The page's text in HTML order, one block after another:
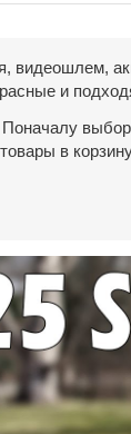
видеошлем,
и
Поначалу
в